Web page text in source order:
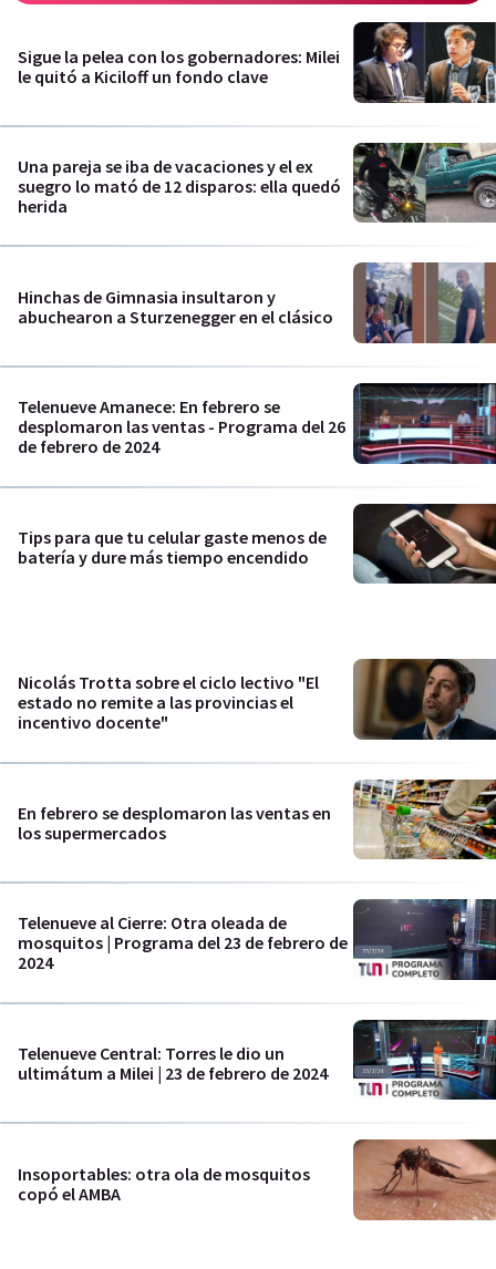
Sigue la pelea con los gobernadores: Milei
le quitó a Kiciloff un fondo clave
Una pareja se iba de vacaciones y el ex
suegro lo mató de 12 disparos: ella quedó
herida
Hinchas de Gimnasia insultaron y
abuchearon a Sturzenegger en el clásico
Telenueve Amanece: En febrero se
desplomaron las ventas - Programa del 26
de febrero de 2024
Tips para que tu celular gaste menos de
batería y dure más tiempo encendido
Nicolás Trotta sobre el ciclo lectivo "El
estado no remite a las provincias el
incentivo docente"
En febrero se desplomaron las ventas en
los supermercados
Telenueve al Cierre: Otra oleada de
mosquitos | Programa del 23 de febrero de
2024
Telenueve Central: Torres le dio un
ultimátum a Milei | 23 de febrero de 2024
Insoportables: otra ola de mosquitos
copó el AMBA